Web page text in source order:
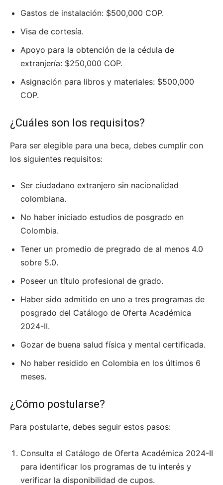
Gastos de instalación: $500,000 COP.
Visa de cortesía.
Apoyo para la obtención de la cédula de
extranjería: $250,000 COP.
Asignación para libros y materiales: $500,000
COP.
¿Cuáles son los requisitos?
Para ser elegible para una beca, debes cumplir con
los siguientes requisitos:
Ser ciudadano extranjero sin nacionalidad
colombiana.
No haber iniciado estudios de posgrado en
Colombia.
Tener un promedio de pregrado de al menos 4.0
sobre 5.0.
Poseer un título profesional de grado.
Haber sido admitido en uno a tres programas de
posgrado del Catálogo de Oferta Académica
2024-II.
Gozar de buena salud física y mental certificada.
No haber residido en Colombia en los últimos 6
meses.
¿Cómo postularse?
Para postularte, debes seguir estos pasos:
Consulta el Catálogo de Oferta Académica 2024-II
para identificar los programas de tu interés y
verificar la disponibilidad de cupos.